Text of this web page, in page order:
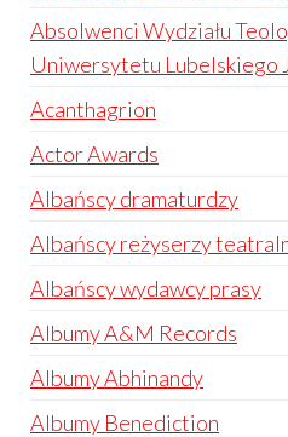
Absolwenci Wydziału
Uniwersytetu Lubelskiego
Acanthagrion
Actor Awards
Albańscy dramaturdzy
Albańscy reżyserzy
Albańscy wydawcy prasy
Albumy A&M Records
Albumy Abhinandy
Albumy Benediction